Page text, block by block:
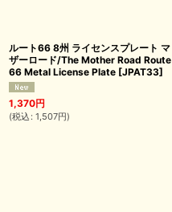
ルート66 8州 ライセンスプレート マ
ザーロード/The Mother Road Route
66 Metal License Plate [JPAT33]
1,370円
(税込 : 1,507円)